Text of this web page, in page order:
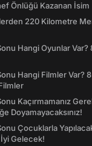
Önlüğü Kazanan İsim
220 Kilometre
Hangi Oyunlar
Hangi Filmler Var?
Kaçırmamanız
Doyamayacaksınız!
Çocuklarla
Gelecek!